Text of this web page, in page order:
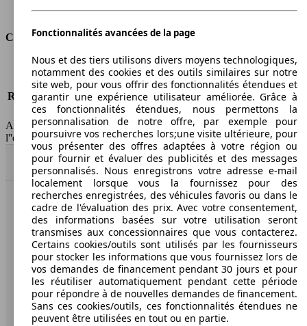
Capacité du réservoir
58 l
Classes d'assurance
Tous risques
-
Risques partiels
-
Responsabilité civile -
HSN/TSN
n.c./n.c.
AutoScout24 France SAS décline toute responsabilité concernant
l''exactitude des indications fournies.
Haut
AutoScout24: la plus grande plateforme en ligne de
voitures en Europe
AutoScout24
A propos d'AutoScout24
Conditions d'utilisation
Fonctionnalités avancées de la page
Nous et des tiers utilisons divers moyens technologiques,
notamment des cookies et des outils similaires sur notre
site web, pour vous offrir des fonctionnalités étendues et
garantir une expérience utilisateur améliorée. Grâce à
ces fonctionnalités étendues, nous permettons la
personnalisation de notre offre, par exemple pour
poursuivre vos recherches lors;une visite ultérieure, pour
vous présenter des offres adaptées à votre région ou
pour fournir et évaluer des publicités et des messages
personnalisés. Nous enregistrons votre adresse e-mail
localement lorsque vous la fournissez pour des
recherches enregistrées, des véhicules favoris ou dans le
cadre de l'évaluation des prix. Avec votre consentement,
des informations basées sur votre utilisation seront
transmises aux concessionnaires que vous contacterez.
Certains cookies/outils sont utilisés par les fournisseurs
pour stocker les informations que vous fournissez lors de
vos demandes de financement pendant 30 jours et pour
les réutiliser automatiquement pendant cette période
pour répondre à de nouvelles demandes de financement.
Sans ces cookies/outils, ces fonctionnalités étendues ne
peuvent être utilisées en tout ou en partie.